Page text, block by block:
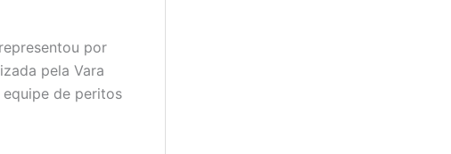
por
pela Vara
de peritos